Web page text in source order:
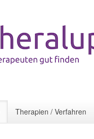
Therapien / Verfahren